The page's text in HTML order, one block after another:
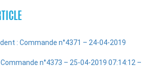
: Commande n°4371 – 24-04-2019
Commande n°4373 – 25-04-2019 07:14:12 –